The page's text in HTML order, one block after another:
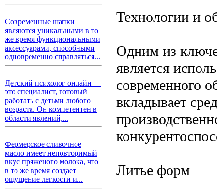
Современные шапки
являются уникальными в то
же время функциональными
аксессуарами, способными
одновременно справляться...
Детский психолог онлайн —
это специалист, готовый
работать с детьми любого
возраста. Он компетентен в
области явлений,...
Фермерское сливочное
масло имеет неповторимый
вкус пряженого молока, что
в то же время создает
ощущение легкости и...
Технологии и
Одним из
является
современного
вкладывает
Литье форм